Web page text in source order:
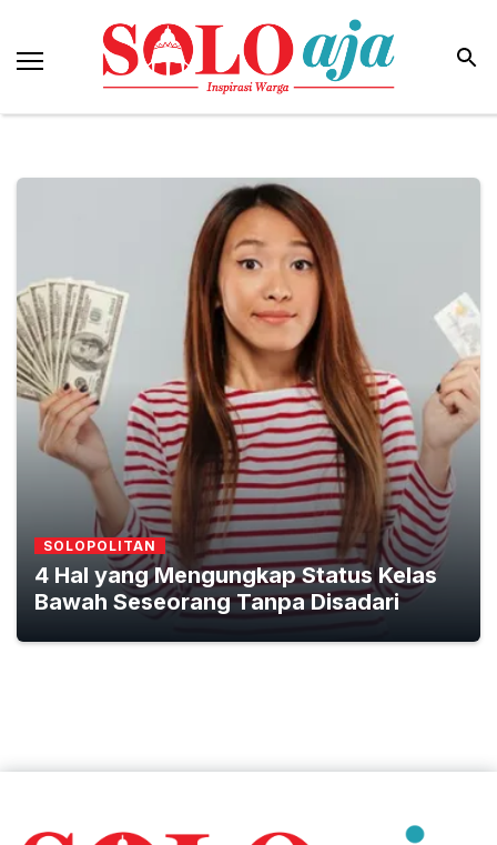
SOLOPOLITAN
4 Hal yang Mengungkap Status Kelas
Bawah Seseorang Tanpa Disadari